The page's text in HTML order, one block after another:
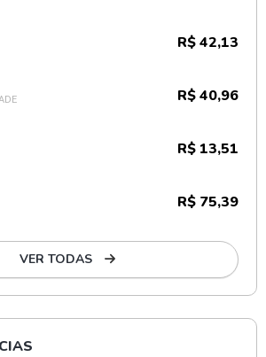
R$ 42,13
R$ 40,96
R$ 13,51
R$ 75,39
VER TODAS